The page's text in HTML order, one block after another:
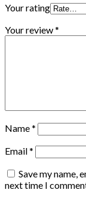
Your rating
Your review*
Name*
Email*
Save my name,
next time I